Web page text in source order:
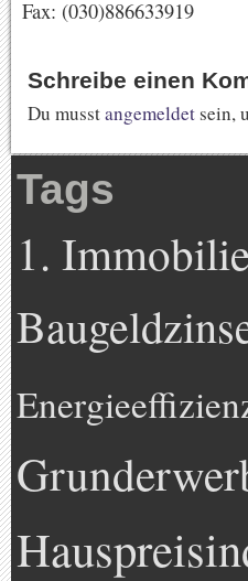
Fax: (030)886633919
Schreibe einen
Du musstangemeldet sein,
Tags
1.